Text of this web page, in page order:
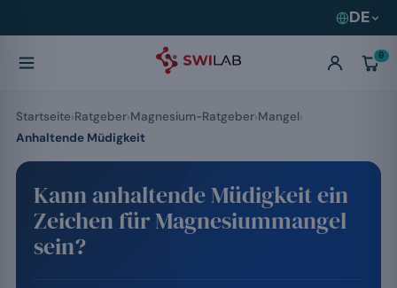
DE
0
Kann anhaltende Müdigkeit ein
Zeichen für Magnesiummangel
sein?
Startseite Ratgeber Magnesium-Ratgeber Mangel
Anhaltende Müdigkeit